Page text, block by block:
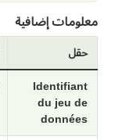
معلومات إضافية
حقل
Identifiant
du jeu de
données